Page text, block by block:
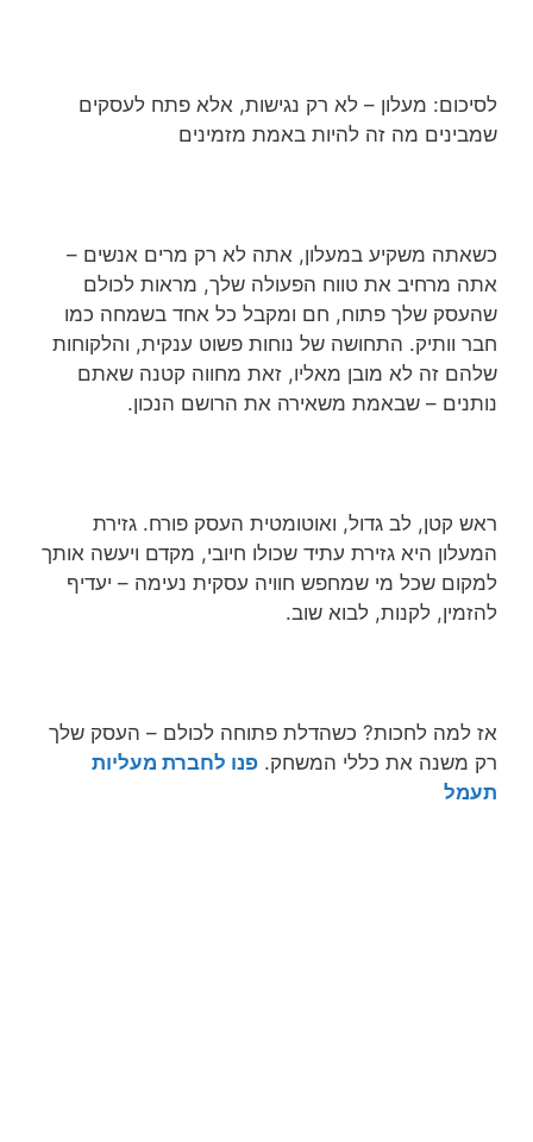
לסיכום: מעלון – לא רק נגישות, אלא פתח לעסקים
שמבינים מה זה להיות באמת מזמינים
כשאתה משקיע במעלון, אתה לא רק מרים אנשים –
אתה מרחיב את טווח הפעולה שלך, מראות לכולם
שהעסק שלך פתוח, חם ומקבל כל אחד בשמחה כמו
חבר וותיק. התחושה של נוחות פשוט ענקית, והלקוחות
שלהם זה לא מובן מאליו, זאת מחווה קטנה שאתם
נותנים – שבאמת משאירה את הרושם הנכון.
ראש קטן, לב גדול, ואוטומטית העסק פורח. גזירת
המעלון היא גזירת עתיד שכולו חיובי, מקדם ויעשה אותך
למקום שכל מי שמחפש חוויה עסקית נעימה – יעדיף
להזמין, לקנות, לבוא שוב.
אז למה לחכות? כשהדלת פתוחה לכולם – העסק שלך
רק משנה את כללי המשחק. פנו לחברת מעליות
תעמל